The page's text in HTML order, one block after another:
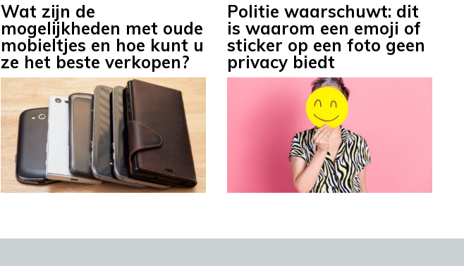
Wat zijn de
mogelijkheden met oude
mobieltjes en hoe kunt u
ze het beste verkopen?
Politie waarschuwt: dit
is waarom een emoji of
sticker op een foto geen
privacy biedt